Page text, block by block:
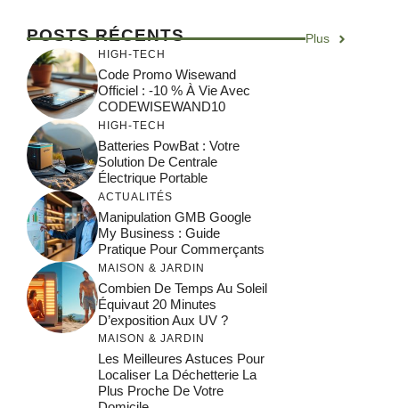
POSTS RÉCENTS Plus
HIGH-TECH
Code Promo Wisewand
Officiel : -10 % À Vie Avec
CODEWISEWAND10
HIGH-TECH
Batteries PowBat : Votre
Solution De Centrale
Électrique Portable
ACTUALITÉS
Manipulation GMB Google
My Business : Guide
Pratique Pour Commerçants
MAISON & JARDIN
Combien De Temps Au Soleil
Équivaut 20 Minutes
D’exposition Aux UV ?
MAISON & JARDIN
Les Meilleures Astuces Pour
Localiser La Déchetterie La
Plus Proche De Votre